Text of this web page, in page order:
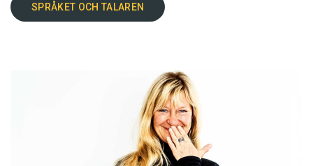
SPRÅKET OCH TALAREN